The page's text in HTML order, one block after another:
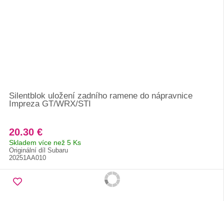
Silentblok uložení zadního ramene do nápravnice
Impreza GT/WRX/STI
20.30 €
Skladem více než 5 Ks
Originální díl Subaru
20251AA010